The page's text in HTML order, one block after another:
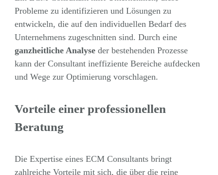
Probleme zu identifizieren und Lösungen zu
entwickeln, die auf den individuellen Bedarf des
Unternehmens zugeschnitten sind. Durch eine
ganzheitliche Analyseder bestehenden Prozesse
kann der Consultant ineffiziente Bereiche aufdecken
und Wege zur Optimierung vorschlagen.
Vorteile einer professionellen
Beratung
Die Expertise eines ECM Consultants bringt
zahlreiche Vorteile mit sich, die über die reine